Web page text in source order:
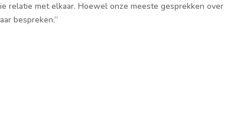
relatie met elkaar. Hoewel onze meeste gesprekken over
bespreken.”